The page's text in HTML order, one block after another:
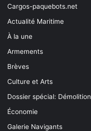
Cargos-paquebots.net
Actualité Maritime
À la une
Armements
Brèves
Culture et Arts
Dossier spécial: Démolition
Économie
Galerie Navigants